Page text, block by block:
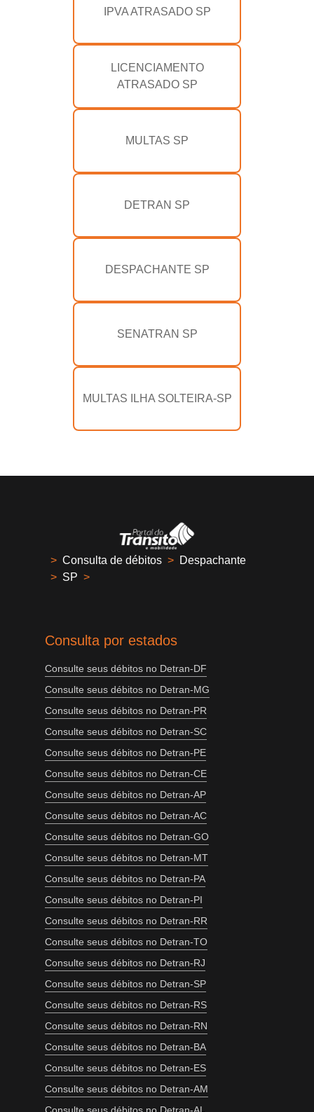
IPVA ATRASADO SP
LICENCIAMENTO
ATRASADO SP
MULTAS SP
DETRAN SP
DESPACHANTE SP
SENATRAN SP
MULTAS ILHA SOLTEIRA-SP
> Consulta de débitos > Despachante
> SP >
Consulta por estados
Consulte seus débitos no Detran-DF
Consulte seus débitos no Detran-MG
Consulte seus débitos no Detran-PR
Consulte seus débitos no Detran-SC
Consulte seus débitos no Detran-PE
Consulte seus débitos no Detran-CE
Consulte seus débitos no Detran-AP
Consulte seus débitos no Detran-AC
Consulte seus débitos no Detran-GO
Consulte seus débitos no Detran-MT
Consulte seus débitos no Detran-PA
Consulte seus débitos no Detran-PI
Consulte seus débitos no Detran-RR
Consulte seus débitos no Detran-TO
Consulte seus débitos no Detran-RJ
Consulte seus débitos no Detran-SP
Consulte seus débitos no Detran-RS
Consulte seus débitos no Detran-RN
Consulte seus débitos no Detran-BA
Consulte seus débitos no Detran-ES
Consulte seus débitos no Detran-AM